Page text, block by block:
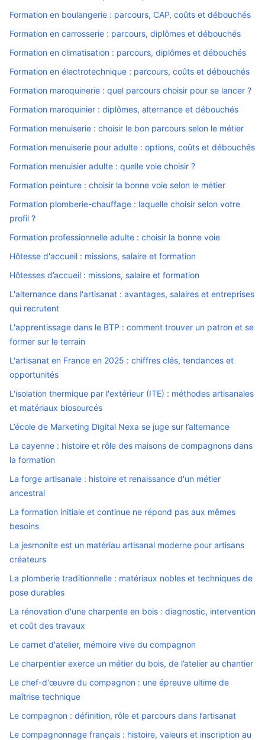
Formation en boulangerie : parcours, CAP, coûts et débouchés
Formation en carrosserie : parcours, diplômes et débouchés
Formation en climatisation : parcours, diplômes et débouchés
Formation en électrotechnique : parcours, coûts et débouchés
Formation maroquinerie : quel parcours choisir pour se lancer ?
Formation maroquinier : diplômes, alternance et débouchés
Formation menuiserie : choisir le bon parcours selon le métier
Formation menuiserie pour adulte : options, coûts et débouchés
Formation menuisier adulte : quelle voie choisir ?
Formation peinture : choisir la bonne voie selon le métier
Formation plomberie-chauffage : laquelle choisir selon votre
profil ?
Formation professionnelle adulte : choisir la bonne voie
Hôtesse d'accueil : missions, salaire et formation
Hôtesses d’accueil : missions, salaire et formation
L'alternance dans l'artisanat : avantages, salaires et entreprises
qui recrutent
L'apprentissage dans le BTP : comment trouver un patron et se
former sur le terrain
L'artisanat en France en 2025 : chiffres clés, tendances et
opportunités
L'isolation thermique par l'extérieur (ITE) : méthodes artisanales
et matériaux biosourcés
L’école de Marketing Digital Nexa se juge sur l’alternance
La cayenne : histoire et rôle des maisons de compagnons dans
la formation
La forge artisanale : histoire et renaissance d'un métier
ancestral
La formation initiale et continue ne répond pas aux mêmes
besoins
La jesmonite est un matériau artisanal moderne pour artisans
créateurs
La plomberie traditionnelle : matériaux nobles et techniques de
pose durables
La rénovation d'une charpente en bois : diagnostic, intervention
et coût des travaux
Le carnet d'atelier, mémoire vive du compagnon
Le charpentier exerce un métier du bois, de l’atelier au chantier
Le chef-d'œuvre du compagnon : une épreuve ultime de
maîtrise technique
Le compagnon : définition, rôle et parcours dans l’artisanat
Le compagnonnage français : histoire, valeurs et inscription au